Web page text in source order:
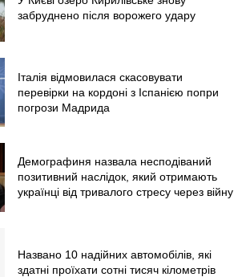
забруднено після ворожего удару
Італія відмовилася скасовувати
перевірки на кордоні з Іспанією попри
погрози Мадрида
Демографиня назвала несподіваний
позитивний наслідок, який отримають
українці від тривалого стресу через війну
Названо 10 надійних автомобілів, які
здатні проїхати сотні тисяч кілометрів